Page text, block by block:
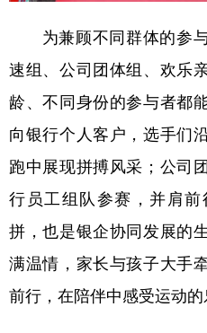
浙江 安徽
山东 河南
广东 广西
四川 贵州
陕西 甘肃
多语种频道
为兼顾不同群体的参与
速组、公司团体组、欢乐
龄、不同身份的参与者都
向银行个人客户，选手们
跑中展现拼搏风采；公司
行员工组队参赛，并肩
拼，也是银企协同发展的
满温情，家长与孩子大手
前行，在陪伴中感受运动的